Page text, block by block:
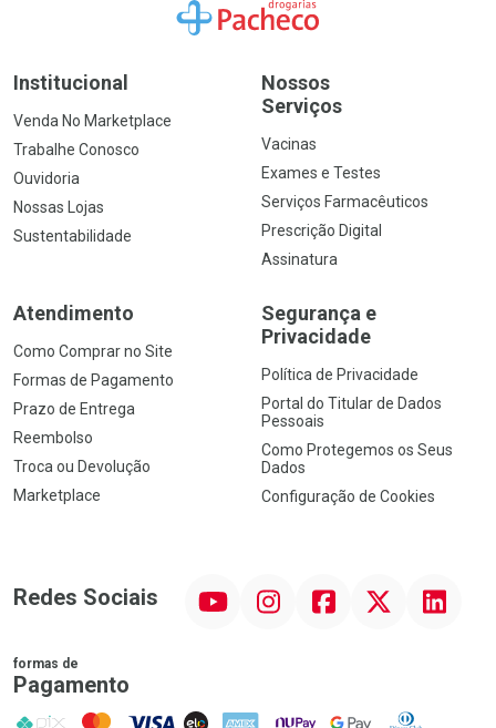
Ir para a Home
Institucional
Venda No Marketplace
Trabalhe Conosco
Ouvidoria
Nossas Lojas
Sustentabilidade
Nossos
Serviços
Vacinas
Exames e Testes
Serviços Farmacêuticos
Prescrição Digital
Assinatura
Atendimento
Como Comprar no Site
Formas de Pagamento
Prazo de Entrega
Reembolso
Troca ou Devolução
Marketplace
Segurança e
Privacidade
Política de Privacidade
Portal do Titular de Dados
Pessoais
Como Protegemos os Seus
Dados
Configuração de Cookies
Redes Sociais InstagramFacebookTwitter Linkedin
formas de
Pagamento
PIX MasterCard
VISA ELO AMEX NuPay Google PayDiners Club